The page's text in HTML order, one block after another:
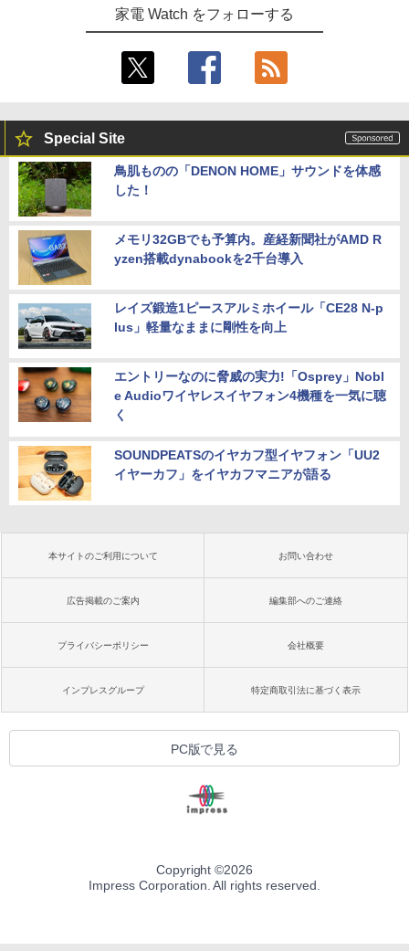
家電 Watch をフォローする
Special Site
鳥肌ものの「DENON HOME」サウンドを体感
した！
メモリ32GBでも予算内。産経新聞社がAMD R
yzen搭載dynabookを2千台導入
レイズ鍛造1ピースアルミホイール「CE28 N-p
lus」軽量なままに剛性を向上
エントリーなのに脅威の実力!「Osprey」Nobl
e Audioワイヤレスイヤフォン4機種を一気に聴
く
SOUNDPEATSのイヤカフ型イヤフォン「UU2
イヤーカフ」をイヤカフマニアが語る
本サイトのご利用について お問い合わせ
広告掲載のご案内 編集部へのご連絡
プライバシーポリシー 会社概要
インプレスグループ 特定商取引法に基づく表示
PC版で見る
Copyright ©2026
Impress Corporation. All rights reserved.